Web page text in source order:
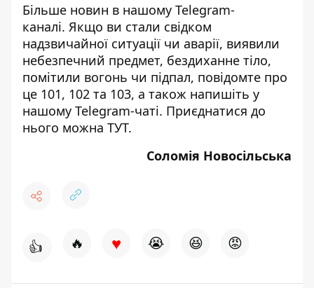
Більше новин в нашому Telegram-
каналі. Якщо ви стали свідком
надзвичайної ситуації чи аварії, виявили
небезпечний предмет, бездиханне тіло,
помітили вогонь чи підпал, повідомте про
це 101, 102 та 103, а також напишіть у
нашому Telegram-чаті. Приєднатися до
нього можна ТУТ.
Соломія Новосільська
👍 🔥 ♥ 😭 😆 😡